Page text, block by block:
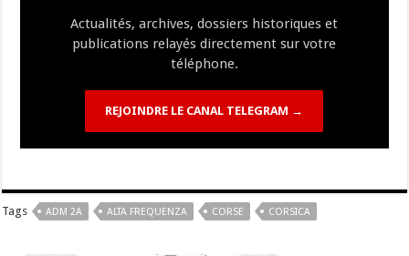
Actualités, archives, dossiers historiques et
publications relayés directement sur votre
téléphone.
REJOINDRE LE CANAL TELEGRAM →
Tags ADM 2A ALTA FREQUENZA CORSE CORSICA